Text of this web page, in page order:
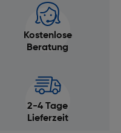
Kostenlose
Beratung
2-4 Tage
Lieferzeit